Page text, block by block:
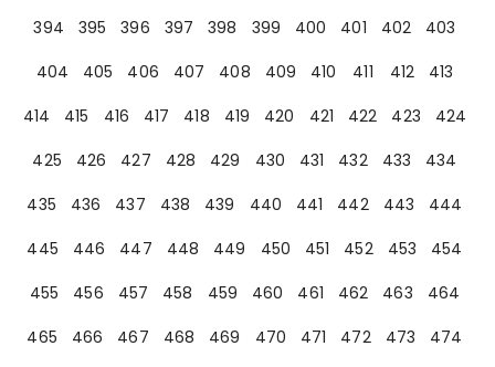
394
395 396 397 398 399 400 401 402
403
404
405 406 407 408 409 410 411 412
413
414
415 416 417 418 419 420 421 422 423
424
425
426 427 428 429 430 431 432 433
434
435
436 437 438 439 440 441 442 443
444
445
446 447 448 449 450 451 452 453
454
455
456 457 458 459 460 461 462 463
464
465
466 467 468 469 470 471 472 473
474